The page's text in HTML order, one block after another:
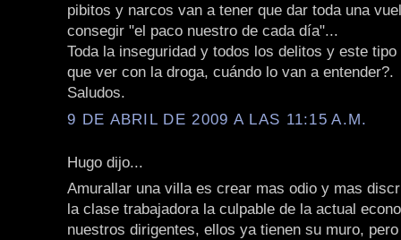
pibitos y narcos van a tener que dar toda una
consegir "el paco nuestro de cada día"...
Toda la inseguridad y todos los delitos y este
que ver con la droga, cuándo lo van a entender?.
Saludos.
9 DE ABRIL DE 2009 A LAS 11:15 A.M.
Hugo dijo...
Amurallar una villa es crear mas odio y mas
la clase trabajadora la culpable de la actual
nuestros dirigentes, ellos ya tienen su muro,